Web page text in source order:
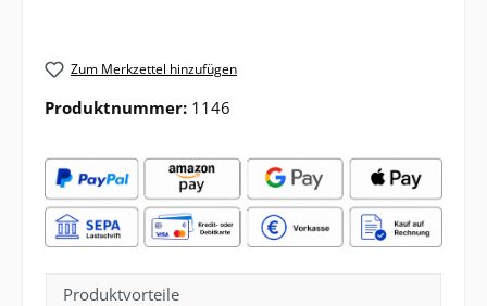
Zum Merkzettel hinzufügen
Produktnummer: 1146
Produktvorteile